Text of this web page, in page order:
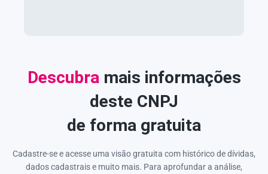
Descubra mais informações
deste CNPJ
de forma gratuita
Cadastre-se e acesse uma visão gratuita com histórico de dívidas,
dados cadastrais e muito mais. Para aprofundar a análise,